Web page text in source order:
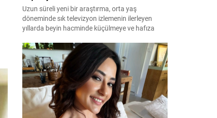
Uzun süreli yeni bir araştırma, orta yaş
döneminde sık televizyon izlemenin ilerleyen
yıllarda beyin hacminde küçülmeye ve hafıza